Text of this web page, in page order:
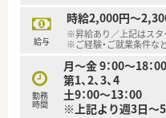
給与
時給2,000円～
※昇給あり／上記はスタ
※ご経験・ご就業条件な
勤務
時間
月～金 9：00～18：
第1、2、3、4
土9：00～13：00
※上記より週3日～